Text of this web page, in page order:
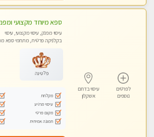
לפרטים
נוספים
עיסוי בדרום
אשקלון
עיסוי מפנק, עיסוי מקצועי, עיסוי
בקלניקה פרטית, מתחמי ספא
פלטינה
מקלחת
עיסוי מרגיע
מקום פרטי
תמונה אמיתית